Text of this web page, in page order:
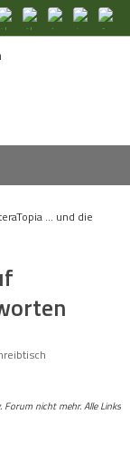
… und die
nicht mehr. Alle Links